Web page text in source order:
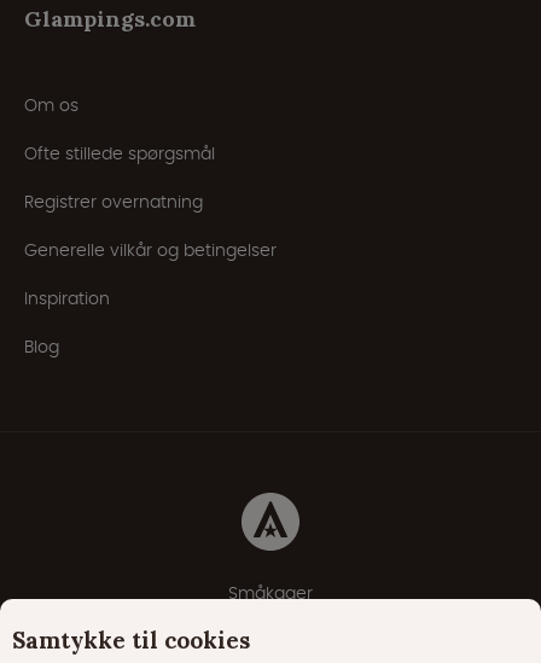
Glampings.com
Om os
Ofte stillede spørgsmål
Registrer overnatning
Generelle vilkår og betingelser
Inspiration
Blog
Småkager
Erklæring om beskyttelse af personlige oplysninger
Samtykke til cookies